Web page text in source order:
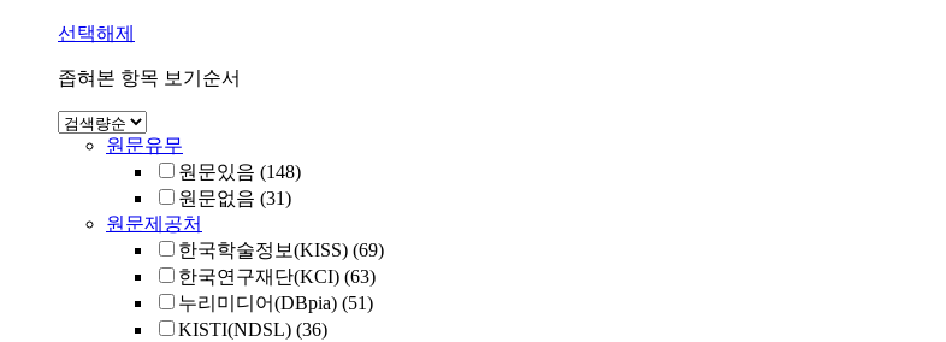
선택해제
좁혀본 항목 보기순서
원문유무
원문있음 (148)
원문없음 (31)
원문제공처
한국학술정보(KISS) (69)
한국연구재단(KCI) (63)
누리미디어(DBpia) (51)
KISTI(NDSL) (36)